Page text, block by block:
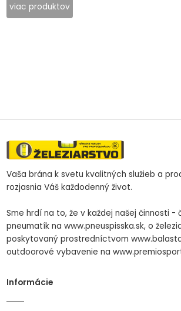
viac produktov
Vaša brána k svetu kvalitných služieb a
rozjasnia Váš každodenný život.
Sme hrdí na to, že v každej našej činnosti -
pneumatík na www.pneuspisska.sk, o
poskytovaný prostredníctvom
outdoorové vybavenie na
Informácie